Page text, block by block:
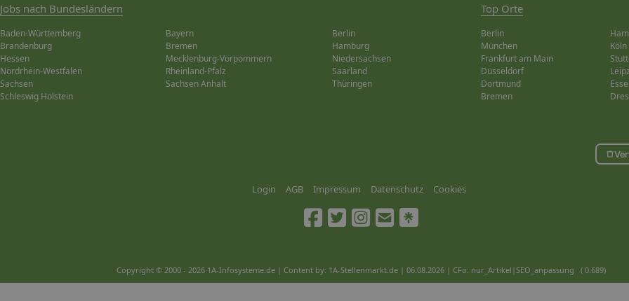
Jobs nach Bundesländern
Baden-Württemberg Bayern
Berlin
Brandenburg
Bremen
Hamburg
Hessen
Mecklenburg-Vorpommern
Niedersachsen
Nordrhein-Westfalen
Rheinland-Pfalz
Saarland
Sachsen
Sachsen Anhalt
Thüringen
Schleswig Holstein
Top Orte
Berlin
München
Köln
Frankfurt am Main
Düsseldorf
Dortmund
Bremen
Login AGB Impressum Datenschutz Cookies
Copyright © 2000 - 2026 1A-Infosysteme.de | Content by: 1A-Stellenmarkt.de | 06.08.2026 | CFo: nur_Artikel|SEO_anpassung ( 0.689)